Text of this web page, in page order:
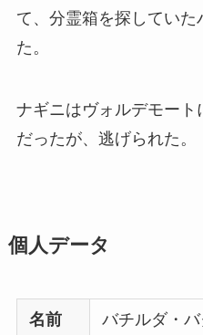
て、分霊箱を探してい
た。
ナギニはヴォルデモート
だったが、逃げられた。
個人データ
名前
バチルダ・